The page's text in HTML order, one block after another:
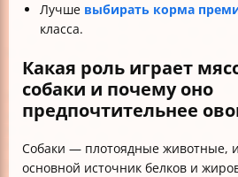
Лучше выбирать корма
класса.
Какая роль играет
собаки и почему оно
предпочтительнее
Собаки — плотоядные животные,
основной источник белков и